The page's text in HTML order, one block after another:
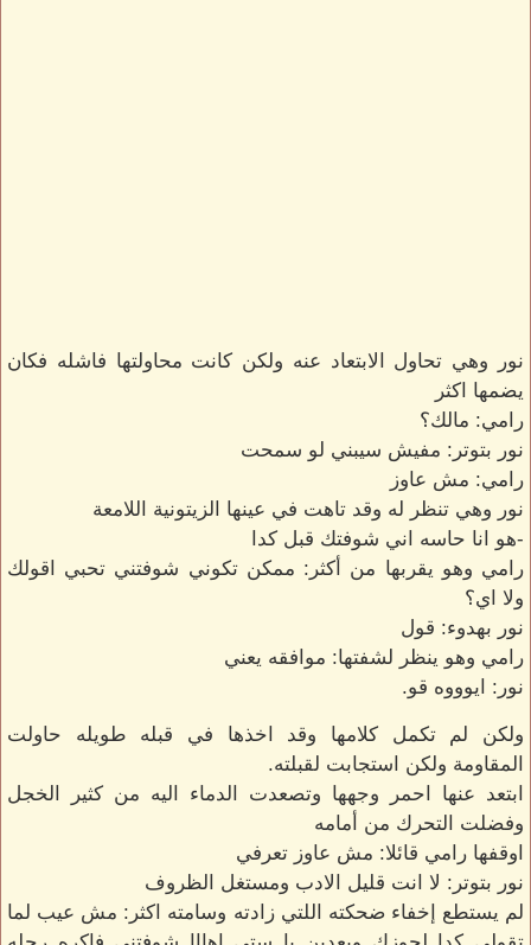
نور وهي تحاول الابتعاد عنه ولكن كانت محاولتها فاشله فكان
يضمها اكثر
رامي: مالك؟
نور بتوتر: مفيش سيبني لو سمحت
رامي: مش عاوز
نور وهي تنظر له وقد تاهت في عينها الزيتونية اللامعة
-هو انا حاسه اني شوفتك قبل كدا
رامي وهو يقربها من أكثر: ممكن تكوني شوفتني تحبي اقولك
ولا اي؟
نور بهدوء: قول
رامي وهو ينظر لشفتها: موافقه يعني
نور: ايوووه قو.
ولكن لم تكمل كلامها وقد اخذها في قبله طويله حاولت
المقاومة ولكن استجابت لقبلته.
ابتعد عنها احمر وجهها وتصعدت الدماء اليه من كثير الخجل
وفضلت التحرك من أمامه
اوقفها رامي قائلا: مش عاوز تعرفي
نور بتوتر: لا انت قليل الادب ومستغل الظروف
لم يستطع إخفاء ضحكته اللتي زادته وسامته اكثر: مش عيب لما